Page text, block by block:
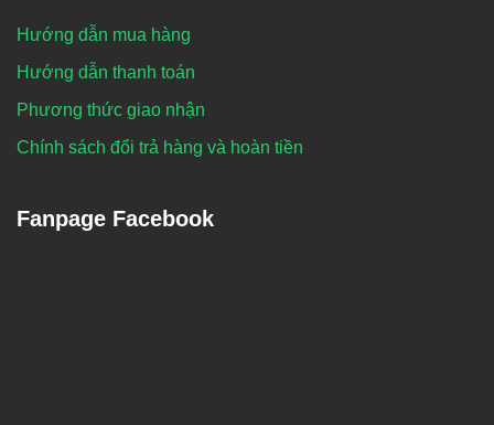
Hướng dẫn mua hàng
Hướng dẫn thanh toán
Phương thức giao nhận
Chính sách đổi trả hàng và hoàn tiền
Fanpage Facebook